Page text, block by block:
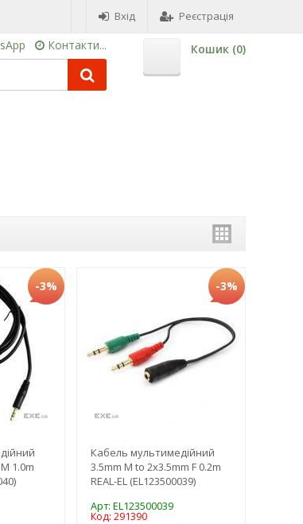
Вхід Реєстрація
Контакти... Кошик (0)
-3%
1.0m
-3%
Кабель мультимедійний
3.5mm M to 2x3.5mm F 0.2m
REAL-EL (EL123500039)
Арт: EL123500039
Код: 291390